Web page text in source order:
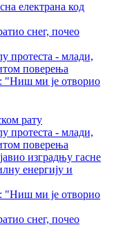
електрана код
снег, почео
протеста - млади,
поверења
"Ниш ми је отворио
рату
протеста - млади,
поверења
изградњу гасне
енергију и
"Ниш ми је отворио
снег, почео